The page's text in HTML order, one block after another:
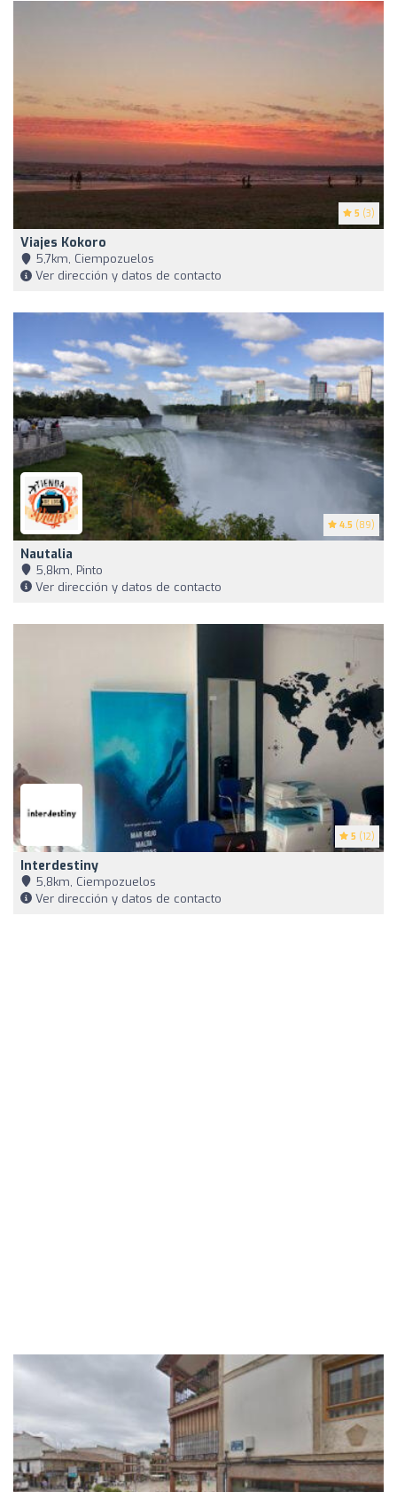
5 (3)
Viajes Kokoro
5,7km, Ciempozuelos
Ver dirección y datos de contacto
4.5 (89)
Nautalia
5,8km, Pinto
Ver dirección y datos de contacto
5 (12)
Interdestiny
5,8km, Ciempozuelos
Ver dirección y datos de contacto